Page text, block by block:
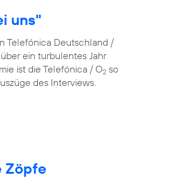
uns"
Telefónica Deutschland /
ein turbulentes Jahr
ist die Telefónica / O2 so
des Interviews.
Zöpfe